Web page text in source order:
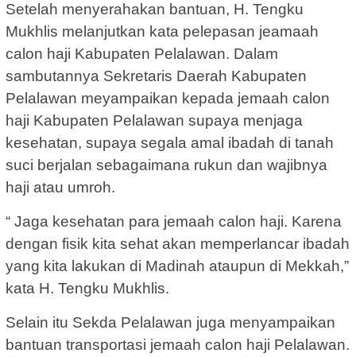
Setelah menyerahakan bantuan, H. Tengku
Mukhlis melanjutkan kata pelepasan jeamaah
calon haji Kabupaten Pelalawan. Dalam
sambutannya Sekretaris Daerah Kabupaten
Pelalawan meyampaikan kepada jemaah calon
haji Kabupaten Pelalawan supaya menjaga
kesehatan, supaya segala amal ibadah di tanah
suci berjalan sebagaimana rukun dan wajibnya
haji atau umroh.
“ Jaga kesehatan para jemaah calon haji. Karena
dengan fisik kita sehat akan memperlancar ibadah
yang kita lakukan di Madinah ataupun di Mekkah,”
kata H. Tengku Mukhlis.
Selain itu Sekda Pelalawan juga menyampaikan
bantuan transportasi jemaah calon haji Pelalawan.